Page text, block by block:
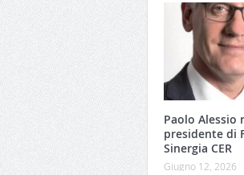
Paolo Alessio
presidente di
Sinergia CER
Giugno 12, 2026